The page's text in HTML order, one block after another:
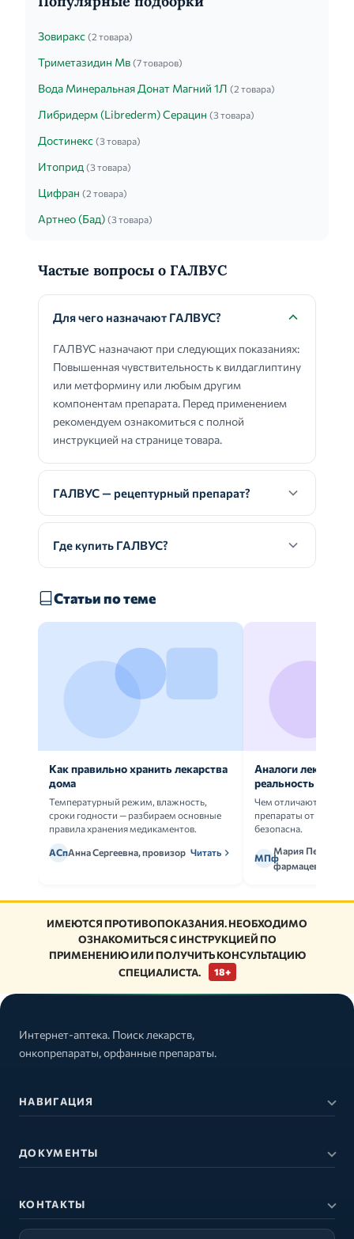
Зовиракс (2 товара)
Триметазидин Мв (7 товаров)
Вода Минеральная Донат Магний 1Л (2 товара)
Либридерм (Librederm) Серацин (3 товара)
Достинекс (3 товара)
Итоприд (3 товара)
Цифран (2 товара)
Артнео (Бад) (3 товара)
Частые вопросы о ГАЛВУС
Для чего назначают ГАЛВУС?
ГАЛВУС назначают при следующих показаниях:
Повышенная чувствительность к вилдаглиптину
или метформину или любым другим
компонентам препарата. Перед применением
рекомендуем ознакомиться с полной
инструкцией на странице товара.
ГАЛВУС — рецептурный препарат?
Где купить ГАЛВУС?
Статьи по теме
Как правильно хранить лекарства
дома
Температурный режим, влажность,
сроки годности — разбираем основные
правила хранения медикаментов.
АСпАнна Сергеевна, провизор Читать
Аналоги
реальность
Чем отличаются
препараты от
безопасна.
МПф
Мария Петрова,
фармацевт
ИМЕЮТСЯ ПРОТИВОПОКАЗАНИЯ. НЕОБХОДИМО
ОЗНАКОМИТЬСЯ С ИНСТРУКЦИЕЙ ПО
ПРИМЕНЕНИЮ ИЛИ ПОЛУЧИТЬ КОНСУЛЬТАЦИЮ
СПЕЦИАЛИСТА.
18+
Интернет-аптека. Поиск лекарств,
онкопрепараты, орфанные препараты.
НАВИГАЦИЯ
ДОКУМЕНТЫ
КОНТАКТЫ